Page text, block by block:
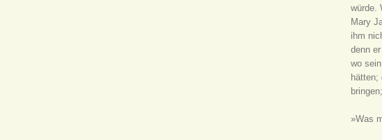
würde.
Mary
ihm
denn
wo
hätten;
»Was